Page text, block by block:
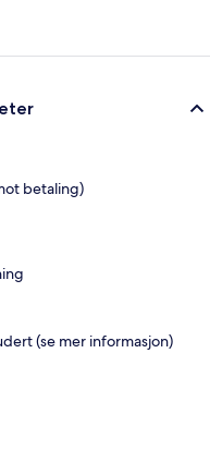
betaling)
(se mer informasjon)